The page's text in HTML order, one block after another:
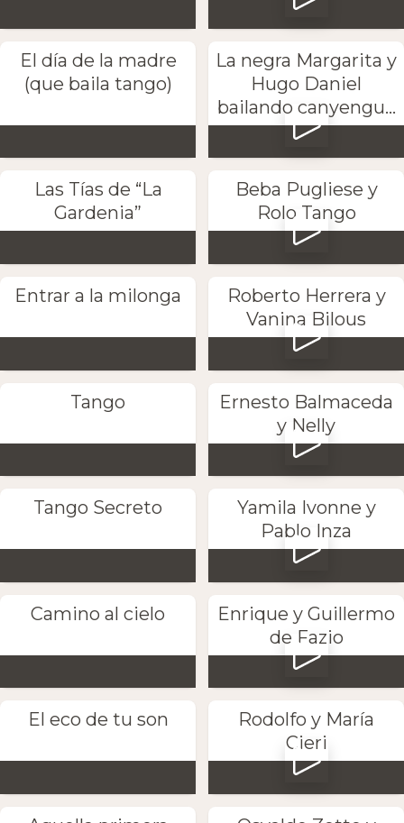
El día de la madre
(que baila tango)
La negra Margarita y
Hugo Daniel
bailando canyengu...
Las Tías de “La
Gardenia”
Beba Pugliese y
Rolo Tango
Entrar a la milonga
Roberto Herrera y
Vanina Bilous
Tango
Ernesto Balmaceda
y Nelly
Tango Secreto
Yamila Ivonne y
Pablo Inza
Camino al cielo
Enrique y Guillermo
de Fazio
El eco de tu son
Rodolfo y María
Cieri